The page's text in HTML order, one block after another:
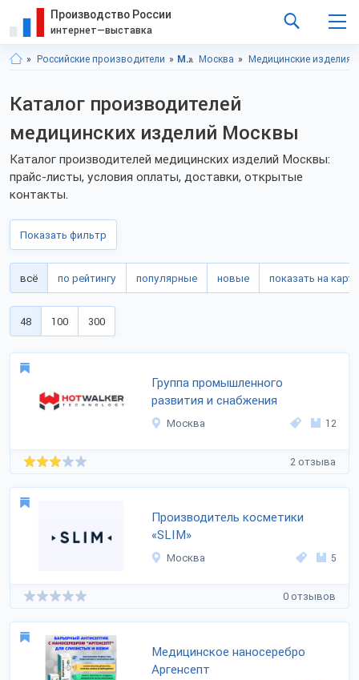
Производство России
интернет—выставка
Российские производители Московская область Москва Медицинские изделия
Каталог производителей
медицинских изделий Москвы
Каталог производителей медицинских изделий Москвы:
прайс-листы, условия оплаты, доставки, открытые
контакты.
Показать фильтр
всё по рейтингу популярные новые показать на карте
48 100 300
Группа промышленного
развития и снабжения
Москва 12
2 отзыва
Производитель косметики
«SLIM»
Москва 5
0 отзывов
Медицинское наносеребро
Аргенсепт